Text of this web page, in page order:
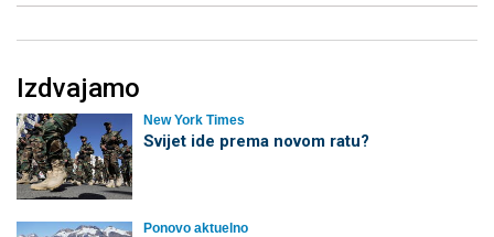
Izdvajamo
New York Times
Svijet ide prema novom ratu?
Ponovo aktuelno